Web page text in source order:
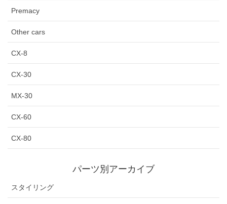
Premacy
Other cars
CX-8
CX-30
MX-30
CX-60
CX-80
パーツ別アーカイブ
スタイリング